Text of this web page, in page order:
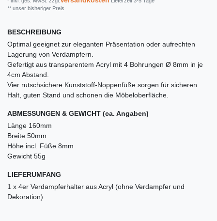
** unser bisheriger Preis
BESCHREIBUNG
Optimal geeignet zur eleganten Präsentation oder aufrechten
Lagerung von Verdampfern.
Gefertigt aus transparentem Acryl mit 4 Bohrungen Ø 8mm in je
4cm Abstand.
Vier rutschsichere Kunststoff-Noppenfüße sorgen für sicheren
Halt, guten Stand und schonen die Möbeloberfläche.
ABMESSUNGEN & GEWICHT (ca. Angaben)
Länge 160mm
Breite 50mm
Höhe incl. Füße 8mm
Gewicht 55g
LIEFERUMFANG
1 x 4er Verdampferhalter aus Acryl (ohne Verdampfer und
Dekoration)